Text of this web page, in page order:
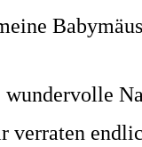
wundervolle
verraten